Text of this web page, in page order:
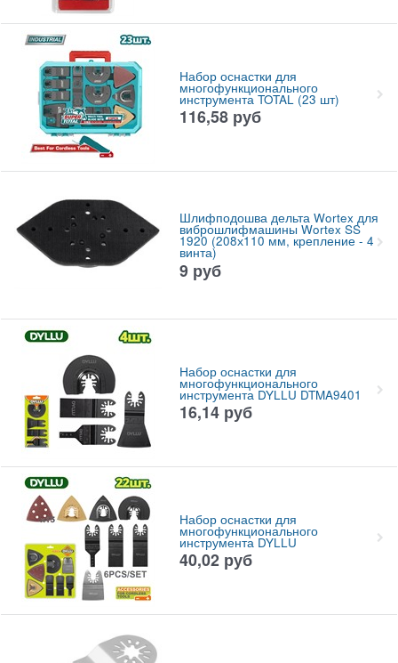
Набор оснастки для
многофункционального
инструмента TOTAL (23 шт)
116,58 руб
Шлифподошва дельта Wortex для
виброшлифмашины Wortex SS
1920 (208х110 мм, крепление - 4
винта)
9 руб
Набор оснастки для
многофункционального
инструмента DYLLU DTMA9401
16,14 руб
Набор оснастки для
многофункционального
инструмента DYLLU
40,02 руб